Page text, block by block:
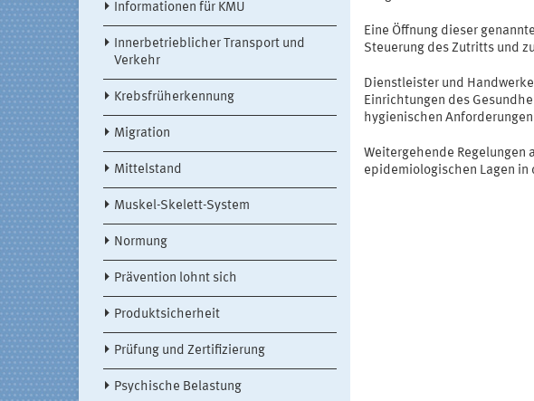
Informationen für KMU
Innerbetrieblicher Transport und
Verkehr
Krebsfrüherkennung
Migration
Mittelstand
Muskel-Skelett-System
Normung
Prävention lohnt sich
Produktsicherheit
Prüfung und Zertifizierung
Psychische Belastung
Eine Öffnung dieser
Steuerung des Zutritts und
Dienstleister und
Einrichtungen des
hygienischen
Weitergehende Regelungen
epidemiologischen Lagen in